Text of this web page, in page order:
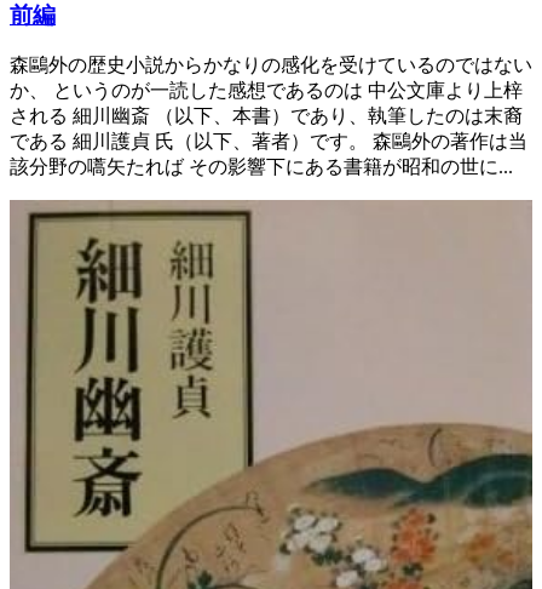
前編
森鷗外の歴史小説からかなりの感化を受けているのではない
か、 というのが一読した感想であるのは 中公文庫より上梓
される 細川幽斎 （以下、本書）であり、執筆したのは末裔
である 細川護貞 氏（以下、著者）です。 森鷗外の著作は当
該分野の嚆矢たれば その影響下にある書籍が昭和の世に...